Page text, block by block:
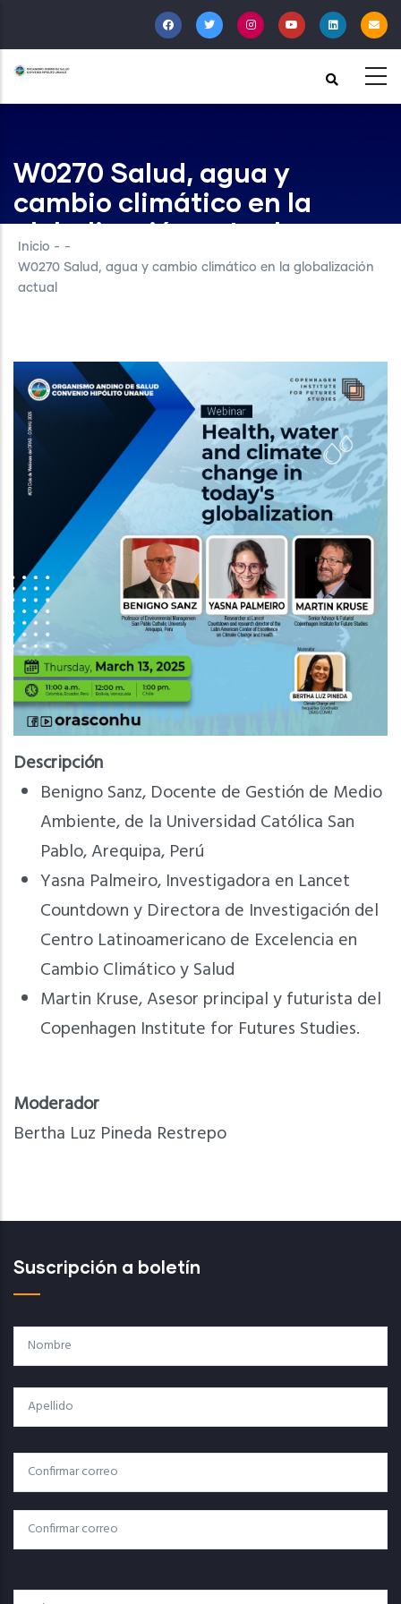
al
contenido
principal
W0270 Salud, agua y
cambio climático en la
globalización actual
Inicio - -
W0270 Salud, agua y cambio climático en la globalización
actual
Descripción
Benigno Sanz, Docente de Gestión de Medio
Ambiente, de la Universidad Católica San
Pablo, Arequipa, Perú
Yasna Palmeiro, Investigadora en Lancet
Countdown y Directora de Investigación del
Centro Latinoamericano de Excelencia en
Cambio Climático y Salud
Martin Kruse, Asesor principal y futurista del
Copenhagen Institute for Futures Studies.
Moderador
Bertha Luz Pineda Restrepo
Suscripción a boletín
Nombre
Apellido
Correo
Electrónico
Correo Electrónico
Confirmar Correo